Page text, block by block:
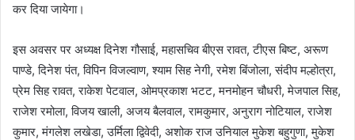
कर दिया जायेगा।
इस अवसर पर अध्यक्ष दिनेश गौसाई, महासचिव बीएस रावत, टीएस बिष्ट, अरूण
पाण्डे, दिनेश पंत, विपिन विजल्वाण, श्याम सिह नेगी, रमेश बिंजोला, संदीप मल्होत्रा,
प्रेम सिह रावत, राकेश पेटवाल, ओमप्रकाश भटट, मनमोहन चौधरी, मेजपाल सिह,
राजेश रमोला, विजय खाली, अजय बैलवाल, रामकुमार, अनुराग नोटियाल, राजेश
कुमार, मंगलेश लखेडा, उर्मिला द्विवेदी, अशोक राज उनियाल मुकेश बहुगुणा, मुकेश